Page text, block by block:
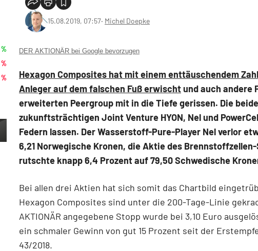
15.08.2019, 07:57‧ Michel Doepke
DER AKTIONÄR bei Google bevorzugen
Hexagon Composites hat mit einem enttäuschendem
Anleger auf dem falschen Fuß erwischtund auch andere
erweiterten Peergroup mit in die Tiefe gerissen. Die
zukunftsträchtigen Joint Venture HYON, Nel und
Federn lassen. Der Wasserstoff-Pure-Player Nel verlor
6,21 Norwegische Kronen, die Aktie des
rutschte knapp 6,4 Prozent auf 79,50 Schwedische
Bei allen drei Aktien hat sich somit das Chartbild
Hexagon Composites sind unter die 200-Tage-Linie
AKTIONÄR angegebene Stopp wurde bei 3,10 Euro
ein schmaler Gewinn von gut 15 Prozent seit der
43/2018.
%
%
%